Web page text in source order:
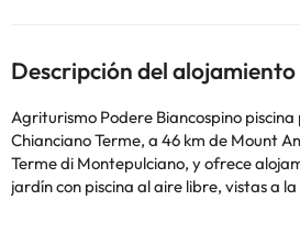
Descripción del alojamiento
Agriturismo Podere Biancospino
Chianciano Terme, a 46 km de Mount
Terme di Montepulciano, y ofrece
jardín con piscina al aire libre, vistas a
de pantalla plana vía satélite, cocina